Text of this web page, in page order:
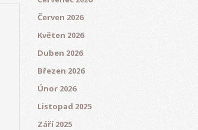
Červen 2026
Květen 2026
Duben 2026
Březen 2026
Únor 2026
Listopad 2025
Září 2025